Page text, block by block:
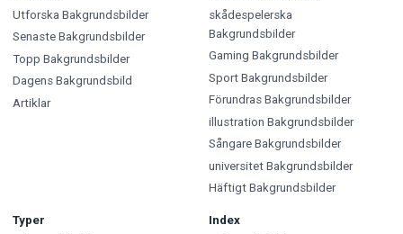
Utforska Bakgrundsbilder
Senaste Bakgrundsbilder
Topp Bakgrundsbilder
Dagens Bakgrundsbild
Artiklar
skådespelerska
Bakgrundsbilder
Gaming Bakgrundsbilder
Sport Bakgrundsbilder
Förundras Bakgrundsbilder
illustration Bakgrundsbilder
Sångare Bakgrundsbilder
universitet Bakgrundsbilder
Häftigt Bakgrundsbilder
Typer
Index